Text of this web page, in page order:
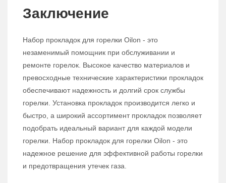
Заключение
Набор прокладок для горелки Oilon - это
незаменимый помощник при обслуживании и
ремонте горелок. Высокое качество материалов и
превосходные технические характеристики прокладок
обеспечивают надежность и долгий срок службы
горелки. Установка прокладок производится легко и
быстро, а широкий ассортимент прокладок позволяет
подобрать идеальный вариант для каждой модели
горелки. Набор прокладок для горелки Oilon - это
надежное решение для эффективной работы горелки
и предотвращения утечек газа.